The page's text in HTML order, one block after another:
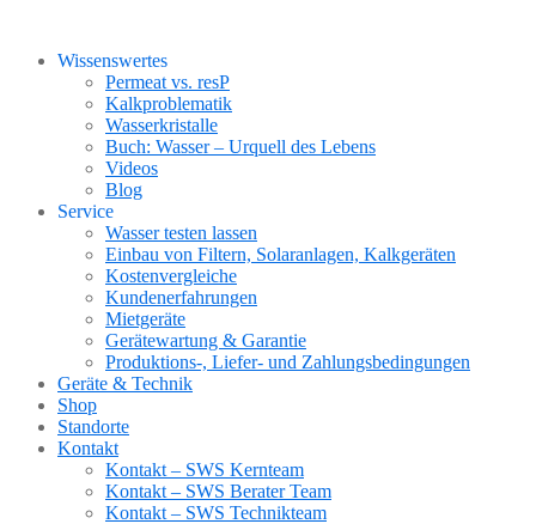
Wissenswertes
Permeat vs. resP
Kalkproblematik
Wasserkristalle
Buch: Wasser – Urquell des Lebens
Videos
Blog
Service
Wasser testen lassen
Einbau von Filtern, Solaranlagen, Kalkgeräten
Kostenvergleiche
Kundenerfahrungen
Mietgeräte
Gerätewartung & Garantie
Produktions-, Liefer- und Zahlungsbedingungen
Geräte & Technik
Shop
Standorte
Kontakt
Kontakt – SWS Kernteam
Kontakt – SWS Berater Team
Kontakt – SWS Technikteam